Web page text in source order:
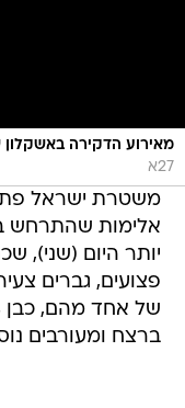
משטרת ישראל
אלימות שהתרחש
פצועים, גברים
ברצח ומעורבים